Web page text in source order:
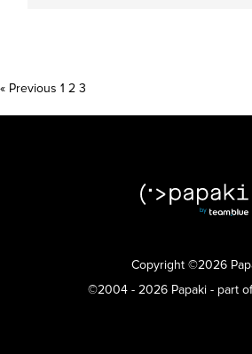
Posts
pagination
« Previous 1 2 3
Copyright ©2026
©2004 - 2026 Papaki - part